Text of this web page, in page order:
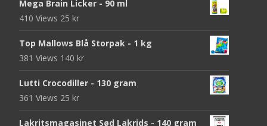
Mega Brain Licker - 90 ml
410 Views 25 kr
Top Mallows Blå Storpak - 1 kg
381 Views 140 kr
Lutti Crocodiller - 130 gram
361 Views 25 kr
Lakritsmagasinet Sød Lakrids - 140 gram